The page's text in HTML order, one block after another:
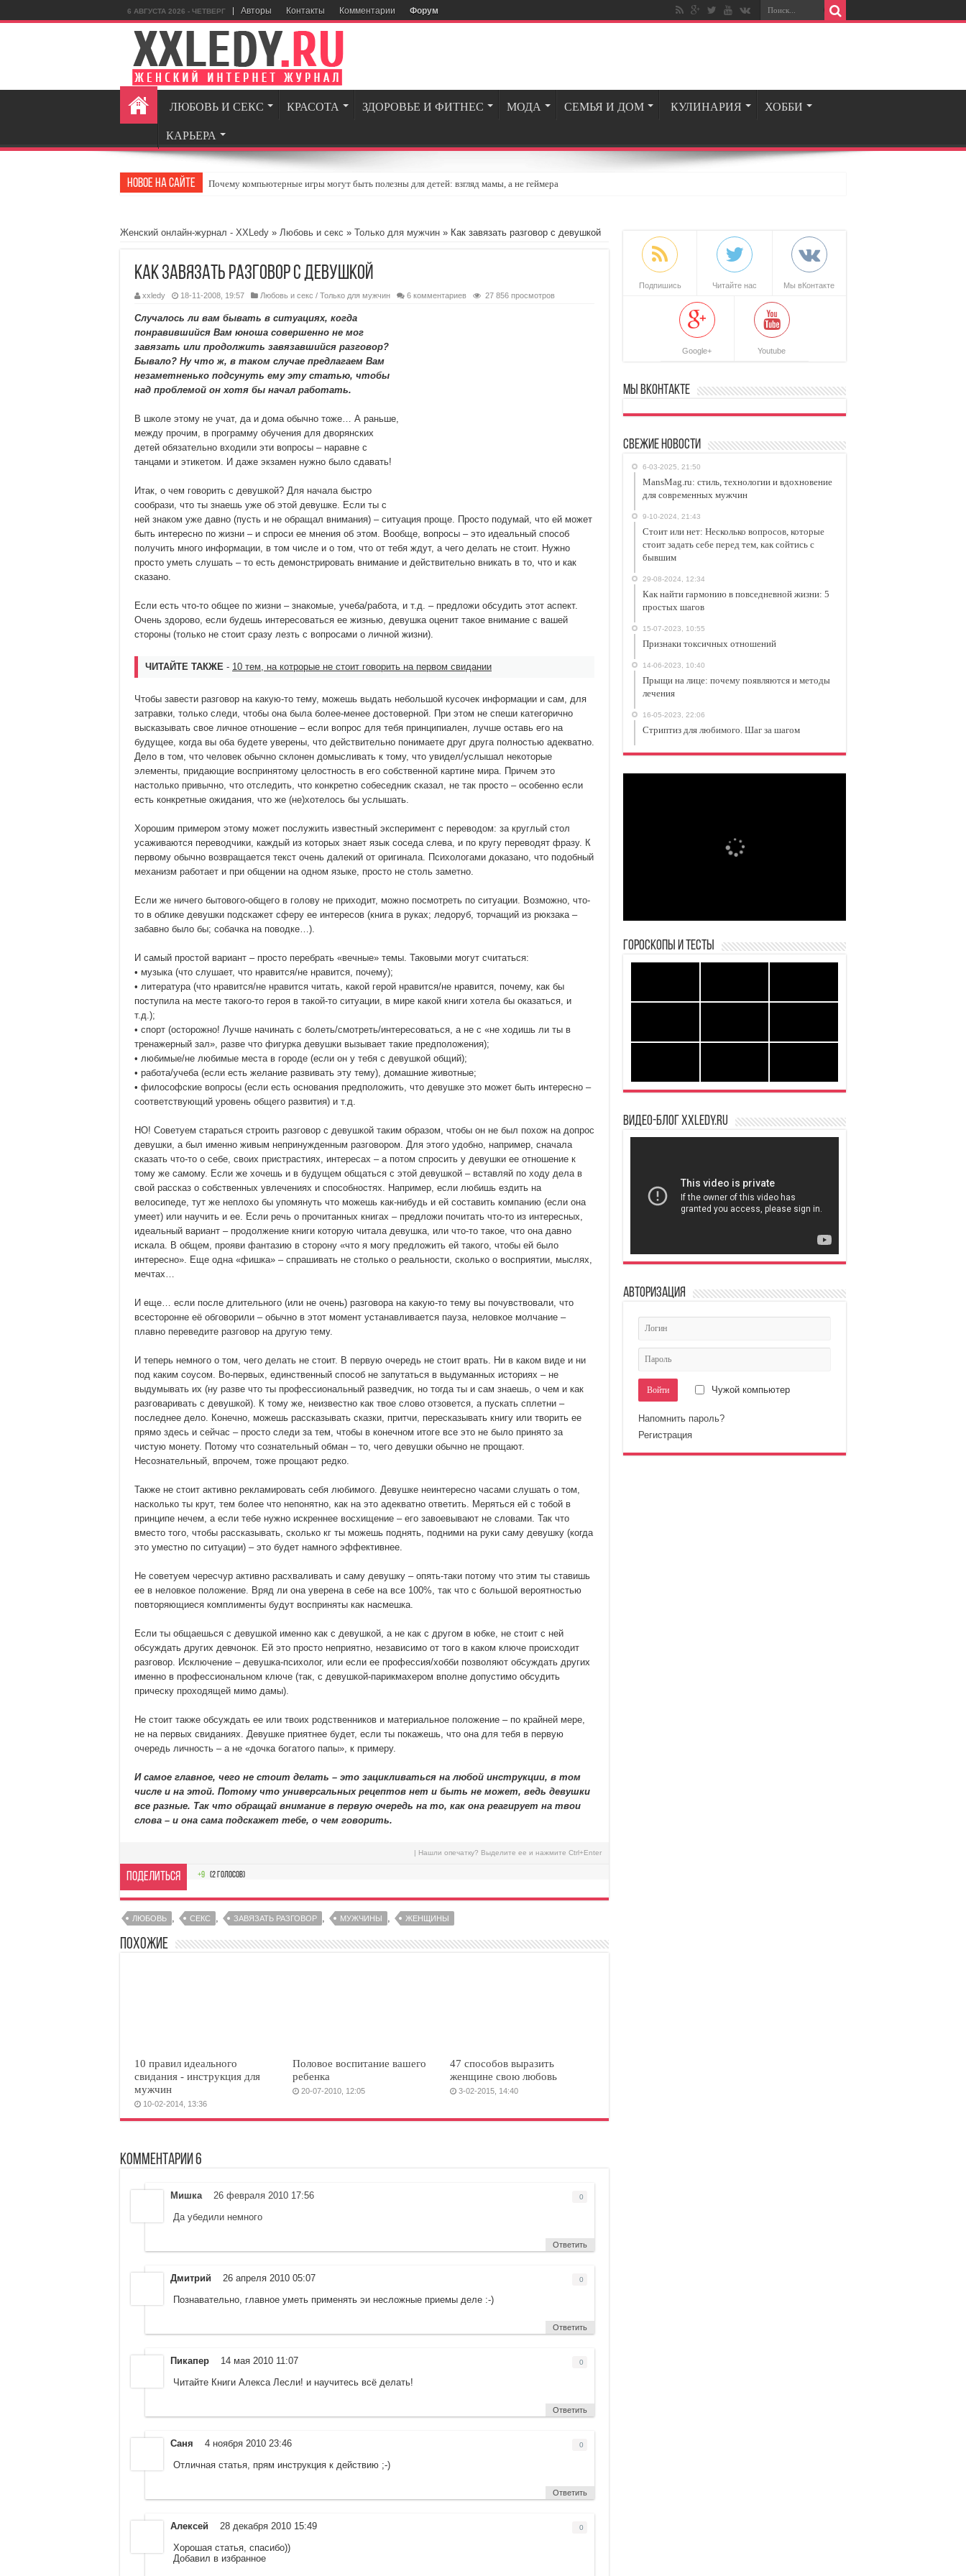
6 АВГУСТА 2026 - ЧЕТВЕРГ Авторы Контакты Комментарии Форум
ЛЮБОВЬ И СЕКС КРАСОТА ЗДОРОВЬЕ И ФИТНЕС МОДА СЕМЬЯ И ДОМ КУЛИНАРИЯ ХОББИ
КАРЬЕРА
Новое на сайте Почему компьютерные игры могут быть полезны для детей: взгляд мамы, а не геймера
GamingRealm.ru — портал для геймеров и энтузиастов игровой индустрии
Как найти гармонию в повседневной жизни: 5 простых шагов
Женский онлайн-журнал - XXLedy » Любовь и секс » Только для мужчин » Как завязать разговор с девушкой
Как завязать разговор с девушкой
xxledy 18-11-2008, 19:57 Любовь и секс / Только для мужчин 6 комментариев 27 856 просмотров
Случалось ли вам бывать в ситуациях, когда
понравившийся Вам юноша совершенно не мог
завязать или продолжить завязавшийся разговор?
Бывало? Ну что ж, в таком случае предлагаем Вам
незаметненько подсунуть ему эту статью, чтобы
над проблемой он хотя бы начал работать.
В школе этому не учат, да и дома обычно тоже… А раньше,
между прочим, в программу обучения для дворянских
детей обязательно входили эти вопросы – наравне с
танцами и этикетом. И даже экзамен нужно было сдавать!
Итак, о чем говорить с девушкой? Для начала быстро
сообрази, что ты знаешь уже об этой девушке. Если ты с
ней знаком уже давно (пусть и не обращал внимания) – ситуация проще. Просто подумай, что ей может
быть интересно по жизни – и спроси ее мнения об этом. Вообще, вопросы – это идеальный способ
получить много информации, в том числе и о том, что от тебя ждут, а чего делать не стоит. Нужно
просто уметь слушать – то есть демонстрировать внимание и действительно вникать в то, что и как
сказано.
Если есть что-то общее по жизни – знакомые, учеба/работа, и т.д. – предложи обсудить этот аспект.
Очень здорово, если будешь интересоваться ее жизнью, девушка оценит такое внимание с вашей
стороны (только не стоит сразу лезть с вопросами о личной жизни).
ЧИТАЙТЕ ТАКЖЕ - 10 тем, на котрорые не стоит говорить на первом свидании
Чтобы завести разговор на какую-то тему, можешь выдать небольшой кусочек информации и сам, для
затравки, только следи, чтобы она была более-менее достоверной. При этом не спеши категорично
высказывать свое личное отношение – если вопрос для тебя принципиален, лучше оставь его на
будущее, когда вы оба будете уверены, что действительно понимаете друг друга полностью адекватно.
Дело в том, что человек обычно склонен домысливать к тому, что увидел/услышал некоторые
элементы, придающие воспринятому целостность в его собственной картине мира. Причем это
настолько привычно, что отследить, что конкретно собеседник сказал, не так просто – особенно если
есть конкретные ожидания, что же (не)хотелось бы услышать.
Хорошим примером этому может послужить известный эксперимент с переводом: за круглый стол
усаживаются переводчики, каждый из которых знает язык соседа слева, и по кругу переводят фразу. К
первому обычно возвращается текст очень далекий от оригинала. Психологами доказано, что подобный
механизм работает и при общении на одном языке, просто не столь заметно.
Если же ничего бытового-общего в голову не приходит, можно посмотреть по ситуации. Возможно, что-
то в облике девушки подскажет сферу ее интересов (книга в руках; ледоруб, торчащий из рюкзака –
забавно было бы; собачка на поводке…).
И самый простой вариант – просто перебрать «вечные» темы. Таковыми могут считаться:
• музыка (что слушает, что нравится/не нравится, почему);
• литература (что нравится/не нравится читать, какой герой нравится/не нравится, почему, как бы
поступила на месте такого-то героя в такой-то ситуации, в мире какой книги хотела бы оказаться, и
т.д.);
• спорт (осторожно! Лучше начинать с болеть/смотреть/интересоваться, а не с «не ходишь ли ты в
тренажерный зал», разве что фигурка девушки вызывает такие предположения);
• любимые/не любимые места в городе (если он у тебя с девушкой общий);
• работа/учеба (если есть желание развивать эту тему), домашние животные;
• философские вопросы (если есть основания предположить, что девушке это может быть интересно –
соответствующий уровень общего развития) и т.д.
НО! Советуем стараться строить разговор с девушкой таким образом, чтобы он не был похож на допрос
девушки, а был именно живым непринужденным разговором. Для этого удобно, например, сначала
сказать что-то о себе, своих пристрастиях, интересах – а потом спросить у девушки ее отношение к
тому же самому. Если же хочешь и в будущем общаться с этой девушкой – вставляй по ходу дела в
свой рассказ о собственных увлечениях и способностях. Например, если любишь ездить на
велосипеде, тут же неплохо бы упомянуть что можешь как-нибудь и ей составить компанию (если она
умеет) или научить и ее. Если речь о прочитанных книгах – предложи почитать что-то из интересных,
идеальный вариант – продолжение книги которую читала девушка, или что-то такое, что она давно
искала. В общем, прояви фантазию в сторону «что я могу предложить ей такого, чтобы ей было
интересно». Еще одна «фишка» – спрашивать не столько о реальности, сколько о восприятии, мыслях,
мечтах…
И еще… если после длительного (или не очень) разговора на какую-то тему вы почувствовали, что
всесторонне её обговорили – обычно в этот момент устанавливается пауза, неловкое молчание –
плавно переведите разговор на другую тему.
И теперь немного о том, чего делать не стоит. В первую очередь не стоит врать. Ни в каком виде и ни
под каким соусом. Во-первых, единственный способ не запутаться в выдуманных историях – не
выдумывать их (ну разве что ты профессиональный разведчик, но тогда ты и сам знаешь, о чем и как
разговаривать с девушкой). К тому же, неизвестно как твое слово отзовется, а пускать сплетни –
последнее дело. Конечно, можешь рассказывать сказки, притчи, пересказывать книгу или творить ее
прямо здесь и сейчас – просто следи за тем, чтобы в конечном итоге все это не было принято за
чистую монету. Потому что сознательный обман – то, чего девушки обычно не прощают.
Несознательный, впрочем, тоже прощают редко.
Также не стоит активно рекламировать себя любимого. Девушке неинтересно часами слушать о том,
насколько ты крут, тем более что непонятно, как на это адекватно ответить. Меряться ей с тобой в
принципе нечем, а если тебе нужно искреннее восхищение – его завоевывают не словами. Так что
вместо того, чтобы рассказывать, сколько кг ты можешь поднять, подними на руки саму девушку (когда
это уместно по ситуации) – это будет намного эффективнее.
Не советуем чересчур активно расхваливать и саму девушку – опять-таки потому что этим ты ставишь
ее в неловкое положение. Вряд ли она уверена в себе на все 100%, так что с большой вероятностью
повторяющиеся комплименты будут восприняты как насмешка.
Если ты общаешься с девушкой именно как с девушкой, а не как с другом в юбке, не стоит с ней
обсуждать других девчонок. Ей это просто неприятно, независимо от того в каком ключе происходит
разговор. Исключение – девушка-психолог, или если ее профессия/хобби позволяют обсуждать других
именно в профессиональном ключе (так, с девушкой-парикмахером вполне допустимо обсудить
прическу проходящей мимо дамы).
Не стоит также обсуждать ее или твоих родственников и материальное положение – по крайней мере,
не на первых свиданиях. Девушке приятнее будет, если ты покажешь, что она для тебя в первую
очередь личность – а не «дочка богатого папы», к примеру.
И самое главное, чего не стоит делать – это зацикливаться на любой инструкции, в том
числе и на этой. Потому что универсальных рецептов нет и быть не может, ведь девушки
все разные. Так что обращай внимание в первую очередь на то, как она реагирует на твои
слова – и она сама подскажет тебе, о чем говорить.
| Нашли опечатку? Выделите ее и нажмите Ctrl+Enter
Поделиться +9 (2 голосов)
ЛЮБОВЬ , СЕКС , ЗАВЯЗАТЬ РАЗГОВОР , МУЖЧИНЫ , ЖЕНЩИНЫ
Похожие
10 правил идеального
свидания - инструкция для
мужчин
10-02-2014, 13:36
Половое воспитание вашего
ребенка
20-07-2010, 12:05
47 способов выразить
женщине свою любовь
3-02-2015, 14:40
Комментарии 6
Мишка 26 февраля 2010 17:56 0
Да убедили немного
Ответить
Дмитрий 26 апреля 2010 05:07 0
Познавательно, главное уметь применять эи несложные приемы деле :-)
Ответить
Пикапер 14 мая 2010 11:07 0
Читайте Книги Алекса Лесли! и научитесь всё делать!
Ответить
Саня 4 ноября 2010 23:46 0
Отличная статья, прям инструкция к действию ;-)
Ответить
Алексей 28 декабря 2010 15:49 0
Хорошая статья, спасибо))
Добавил в избранное
Подпишись Читайте нас Мы вКонтакте
Google+ Youtube
Мы ВКонтакте
Свежие новости
6-03-2025, 21:50
MansMag.ru: стиль, технологии и вдохновение
для современных мужчин
9-10-2024, 21:43
Стоит или нет: Несколько вопросов, которые
стоит задать себе перед тем, как сойтись с
бывшим
29-08-2024, 12:34
Как найти гармонию в повседневной жизни: 5
простых шагов
15-07-2023, 10:55
Признаки токсичных отношений
14-06-2023, 10:40
Прыщи на лице: почему появляются и методы
лечения
16-05-2023, 22:06
Стриптиз для любимого. Шаг за шагом
Гороскопы и Тесты
Видео-блог XXLedy.ru
Авторизация
Чужой компьютер
Напомнить пароль?
Регистрация